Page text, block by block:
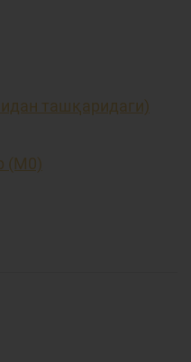
ташқаридаги)
(М0)